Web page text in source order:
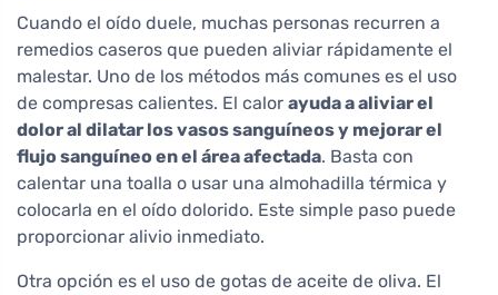
Cuando el oído duele, muchas personas recurren a
remedios caseros que pueden aliviar rápidamente el
malestar. Uno de los métodos más comunes es el uso
de compresas calientes. El calor ayuda a aliviar el
dolor al dilatar los vasos sanguíneos y mejorar el
flujo sanguíneo en el área afectada. Basta con
calentar una toalla o usar una almohadilla térmica y
colocarla en el oído dolorido. Este simple paso puede
proporcionar alivio inmediato.
Otra opción es el uso de gotas de aceite de oliva. El